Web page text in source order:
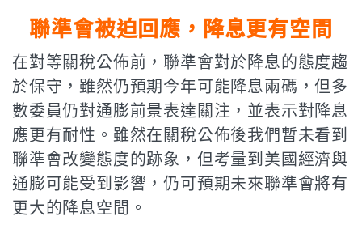
聯準會被迫回應，降息更有空間
在對等關稅公佈前，聯準會對於降息的態度趨
於保守，雖然仍預期今年可能降息兩碼，但多
數委員仍對通膨前景表達關注，並表示對降息
應更有耐性。雖然在關稅公佈後我們暫未看到
聯準會改變態度的跡象，但考量到美國經濟與
通膨可能受到影響，仍可預期未來聯準會將有
更大的降息空間。